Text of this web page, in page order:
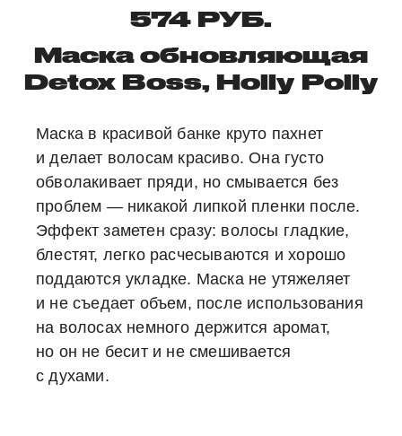
574 РУБ.
Маска обновляющая
Detox Boss, Holly Polly
Маска в красивой банке круто пахнет
и делает волосам красиво. Она густо
обволакивает пряди, но смывается без
проблем — никакой липкой пленки после.
Эффект заметен сразу: волосы гладкие,
блестят, легко расчесываются и хорошо
поддаются укладке. Маска не утяжеляет
и не съедает объем, после использования
на волосах немного держится аромат,
но он не бесит и не смешивается
с духами.